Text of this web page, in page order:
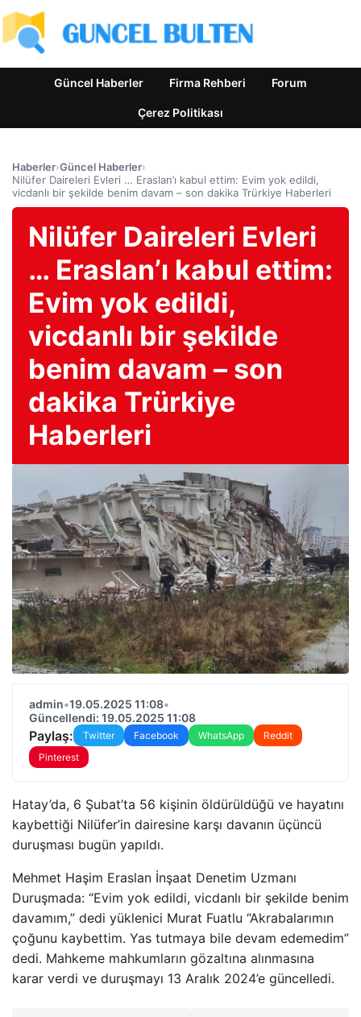
Güncel Haberler Firma Rehberi Forum
Çerez Politikası
Haberler›Güncel Haberler›
Nilüfer Daireleri Evleri … Eraslan’ı kabul ettim: Evim yok edildi,
vicdanlı bir şekilde benim davam – son dakika Trürkiye Haberleri
Nilüfer Daireleri Evleri
… Eraslan’ı kabul ettim:
Evim yok edildi,
vicdanlı bir şekilde
benim davam – son
dakika Trürkiye
Haberleri
admin•19.05.2025 11:08•
Güncellendi: 19.05.2025 11:08
Paylaş: Twitter Facebook WhatsApp
Reddit
Pinterest
Hatay’da, 6 Şubat’ta 56 kişinin öldürüldüğü ve hayatını
kaybettiği Nilüfer’in dairesine karşı davanın üçüncü
duruşması bugün yapıldı.
Mehmet Haşim Eraslan İnşaat Denetim Uzmanı
Duruşmada: “Evim yok edildi, vicdanlı bir şekilde benim
davamım,” dedi yüklenici Murat Fuatlu “Akrabalarımın
çoğunu kaybettim. Yas tutmaya bile devam edemedim”
dedi. Mahkeme mahkumların gözaltına alınmasına
karar verdi ve duruşmayı 13 Aralık 2024’e güncelledi.